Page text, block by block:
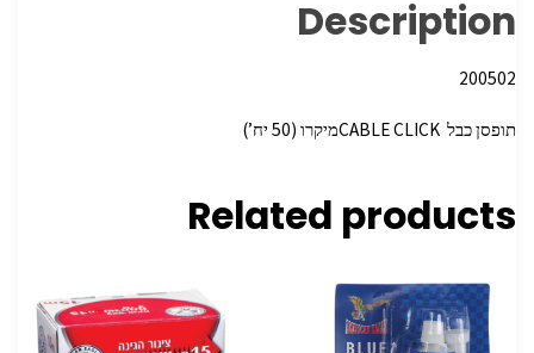
Description
200502
תופסן כבל ‏ ‏CABLE CLICKמיקרו ‏(50 יח’)
Related products